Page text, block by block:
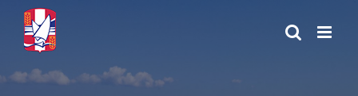
Passer
contenu